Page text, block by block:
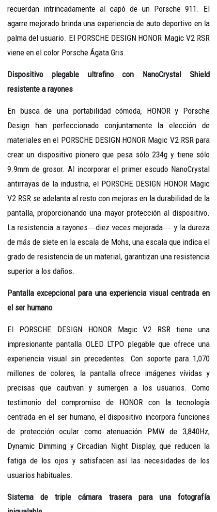
recuerdan intrincadamente al capó de un Porsche 911. El
agarre mejorado brinda una experiencia de auto deportivo en la
palma del usuario. El PORSCHE DESIGN HONOR Magic V2 RSR
viene en el color Porsche Ágata Gris.
Dispositivo plegable ultrafino con NanoCrystal Shield
resistente a rayones
En busca de una portabilidad cómoda, HONOR y Porsche
Design han perfeccionado conjuntamente la elección de
materiales en el PORSCHE DESIGN HONOR Magic V2 RSR para
crear un dispositivo pionero que pesa sólo 234g y tiene sólo
9.9mm de grosor. Al incorporar el primer escudo NanoCrystal
antirrayas de la industria, el PORSCHE DESIGN HONOR Magic
V2 RSR se adelanta al resto con mejoras en la durabilidad de la
pantalla, proporcionando una mayor protección al dispositivo.
La resistencia a rayones―diez veces mejorada― y la dureza
de más de siete en la escala de Mohs, una escala que indica el
grado de resistencia de un material, garantizan una resistencia
superior a los daños.
Pantalla excepcional para una experiencia visual centrada en
el ser humano
El PORSCHE DESIGN HONOR Magic V2 RSR tiene una
impresionante pantalla OLED LTPO plegable que ofrece una
experiencia visual sin precedentes. Con soporte para 1,070
millones de colores, la pantalla ofrece imágenes vívidas y
precisas que cautivan y sumergen a los usuarios. Como
testimonio del compromiso de HONOR con la tecnología
centrada en el ser humano, el dispositivo incorpora funciones
de protección ocular como atenuación PMW de 3,840Hz,
Dynamic Dimming y Circadian Night Display, que reducen la
fatiga de los ojos y satisfacen así las necesidades de los
usuarios habituales.
Sistema de triple cámara trasera para una fotografía